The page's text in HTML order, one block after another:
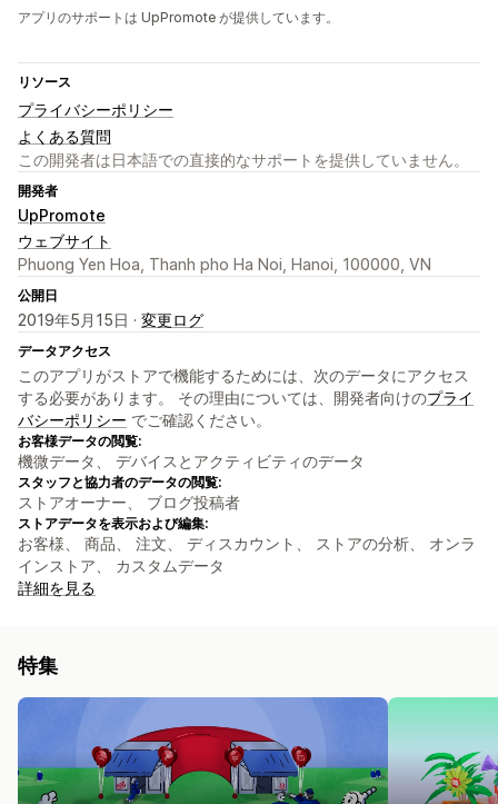
アプリのサポートは UpPromote が提供しています。
リソース
プライバシーポリシー
よくある質問
この開発者は日本語での直接的なサポートを提供していません。
開発者
UpPromote
ウェブサイト
Phuong Yen Hoa, Thanh pho Ha Noi, Hanoi, 100000, VN
公開日
2019年5月15日 · 変更ログ
データアクセス
このアプリがストアで機能するためには、次のデータにアクセス
する必要があります。 その理由については、開発者向けのプライ
バシーポリシー でご確認ください。
お客様データの閲覧:
機微データ、 デバイスとアクティビティのデータ
スタッフと協力者のデータの閲覧:
ストアオーナー、 ブログ投稿者
ストアデータを表示および編集:
お客様、 商品、 注文、 ディスカウント、 ストアの分析、 オンラ
インストア、 カスタムデータ
詳細を見る
特集